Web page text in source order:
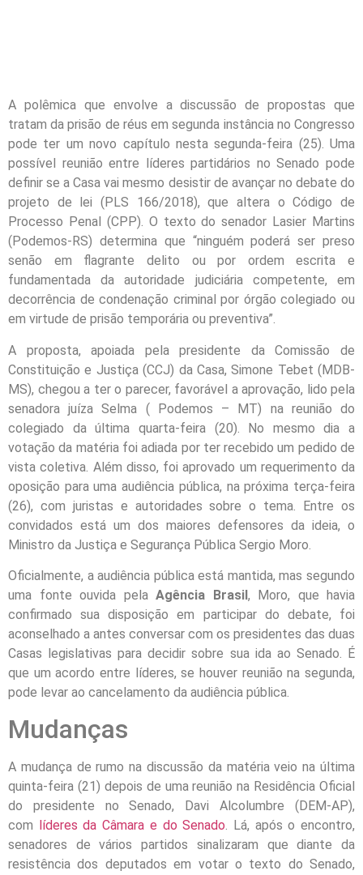
A polêmica que envolve a discussão de propostas que
tratam da prisão de réus em segunda instância no Congresso
pode ter um novo capítulo nesta segunda-feira (25). Uma
possível reunião entre líderes partidários no Senado pode
definir se a Casa vai mesmo desistir de avançar no debate do
projeto de lei (PLS 166/2018), que altera o Código de
Processo Penal (CPP). O texto do senador Lasier Martins
(Podemos-RS) determina que “ninguém poderá ser preso
senão em flagrante delito ou por ordem escrita e
fundamentada da autoridade judiciária competente, em
decorrência de condenação criminal por órgão colegiado ou
em virtude de prisão temporária ou preventiva”.
A proposta, apoiada pela presidente da Comissão de
Constituição e Justiça (CCJ) da Casa, Simone Tebet (MDB-
MS), chegou a ter o parecer, favorável a aprovação, lido pela
senadora juíza Selma ( Podemos – MT) na reunião do
colegiado da última quarta-feira (20). No mesmo dia a
votação da matéria foi adiada por ter recebido um pedido de
vista coletiva. Além disso, foi aprovado um requerimento da
oposição para uma audiência pública, na próxima terça-feira
(26), com juristas e autoridades sobre o tema. Entre os
convidados está um dos maiores defensores da ideia, o
Ministro da Justiça e Segurança Pública Sergio Moro.
Oficialmente, a audiência pública está mantida, mas segundo
uma fonte ouvida pela Agência Brasil, Moro, que havia
confirmado sua disposição em participar do debate, foi
aconselhado a antes conversar com os presidentes das duas
Casas legislativas para decidir sobre sua ida ao Senado. É
que um acordo entre líderes, se houver reunião na segunda,
pode levar ao cancelamento da audiência pública.
Mudanças
A mudança de rumo na discussão da matéria veio na última
quinta-feira (21) depois de uma reunião na Residência Oficial
do presidente no Senado, Davi Alcolumbre (DEM-AP),
com líderes da Câmara e do Senado. Lá, após o encontro,
senadores de vários partidos sinalizaram que diante da
resistência dos deputados em votar o texto do Senado,